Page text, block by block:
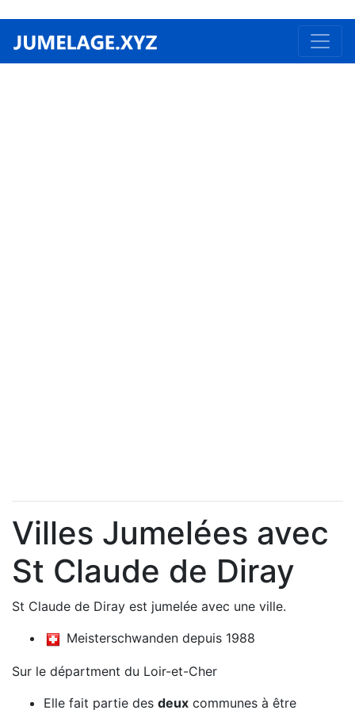
Villes Jumelées avec
St Claude de Diray
St Claude de Diray est jumelée avec une ville.
Meisterschwanden depuis 1988
Sur le départment du Loir-et-Cher
Elle fait partie des deux communes à être